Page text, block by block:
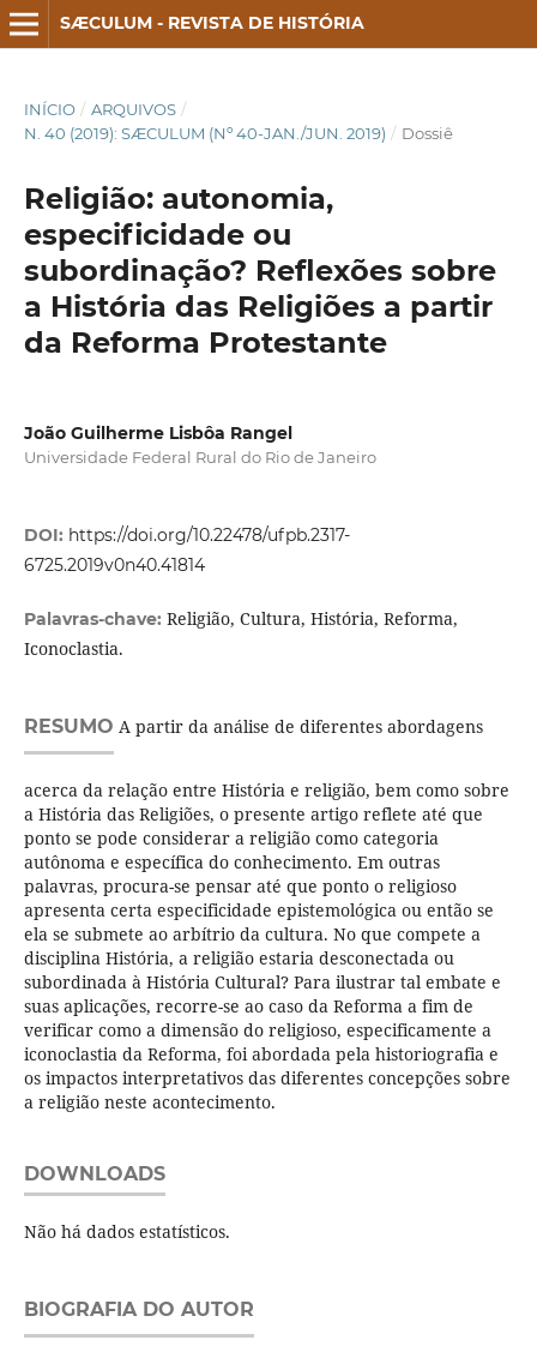
SÆCULUM - REVISTA DE HISTÓRIA
INÍCIO / ARQUIVOS /
N. 40 (2019): SÆCULUM (Nº 40-JAN./JUN. 2019) / Dossiê
Religião: autonomia,
especificidade ou
subordinação? Reflexões sobre
a História das Religiões a partir
da Reforma Protestante
João Guilherme Lisbôa Rangel
Universidade Federal Rural do Rio de Janeiro
DOI: https://doi.org/10.22478/ufpb.2317-
6725.2019v0n40.41814
Palavras-chave: Religião, Cultura, História, Reforma,
Iconoclastia.
RESUMO A partir da análise de diferentes abordagens
acerca da relação entre História e religião, bem como sobre
a História das Religiões, o presente artigo reflete até que
ponto se pode considerar a religião como categoria
autônoma e específica do conhecimento. Em outras
palavras, procura-se pensar até que ponto o religioso
apresenta certa especificidade epistemológica ou então se
ela se submete ao arbítrio da cultura. No que compete a
disciplina História, a religião estaria desconectada ou
subordinada à História Cultural? Para ilustrar tal embate e
suas aplicações, recorre-se ao caso da Reforma a fim de
verificar como a dimensão do religioso, especificamente a
iconoclastia da Reforma, foi abordada pela historiografia e
os impactos interpretativos das diferentes concepções sobre
a religião neste acontecimento.
DOWNLOADS
Não há dados estatísticos.
BIOGRAFIA DO AUTOR